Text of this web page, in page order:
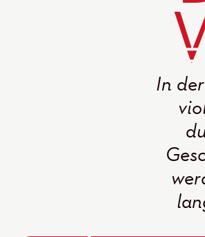
In